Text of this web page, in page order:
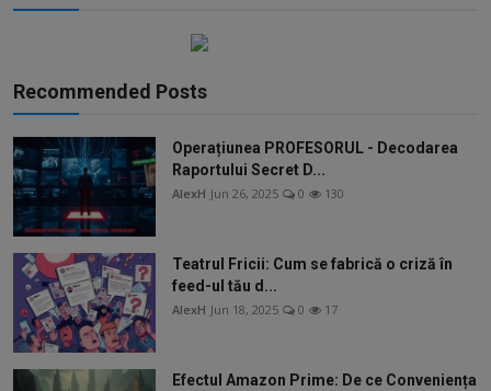
Recommended Posts
Operațiunea PROFESORUL - Decodarea
Raportului Secret D...
AlexH Jun 26, 2025 0 130
Teatrul Fricii: Cum se fabrică o criză în
feed-ul tău d...
AlexH Jun 18, 2025 0 17
Efectul Amazon Prime: De ce Conveniența